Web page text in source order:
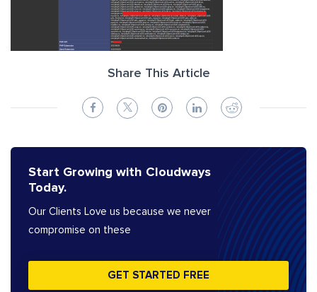
Share This Article
Start Growing with Cloudways
Today.
Our Clients Love us because we never
compromise on these
GET STARTED FREE